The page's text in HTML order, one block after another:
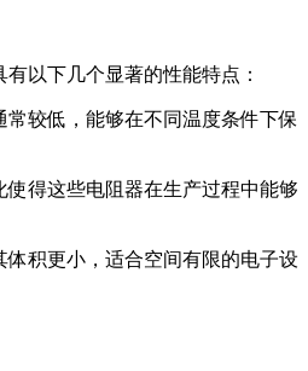
以下几个显著的性能特点：
较低，能够在不同温度条件下保
得这些电阻器在生产过程中能够
积更小，适合空间有限的电子设